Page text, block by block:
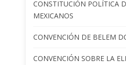
CONSTITUCIÓN POLÍTICA
MEXICANOS
CONVENCIÓN DE BELEM
CONVENCIÓN SOBRE LA